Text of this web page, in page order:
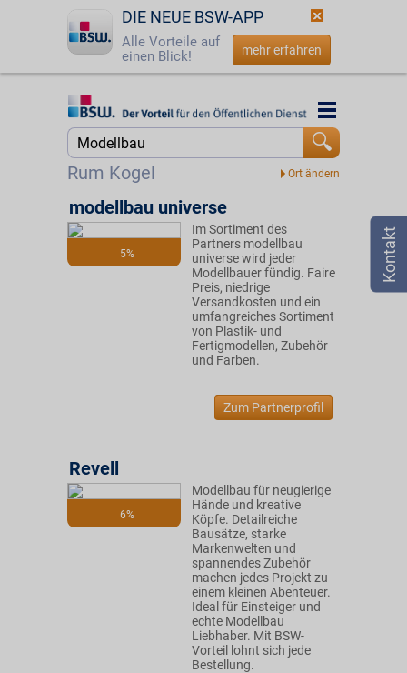
DIE NEUE BSW-APP
Alle Vorteile auf
einen Blick!
mehr erfahren
Startseite
Login
☎ 0800 - 279 25 82
Rum Kogel
Startseite
5%
modellbau universe
Im Sortiment des
Partners modellbau
universe wird jeder
Modellbauer fündig. Faire
Preis, niedrige
Versandkosten und ein
umfangreiches Sortiment
von Plastik- und
Fertigmodellen, Zubehör
und Farben.
Zum Partnerprofil
6%
Revell
Modellbau für neugierige
Hände und kreative
Köpfe. Detailreiche
Bausätze, starke
Markenwelten und
spannendes Zubehör
machen jedes Projekt zu
einem kleinen Abenteuer.
Ideal für Einsteiger und
echte Modellbau
Liebhaber. Mit BSW-
Vorteil lohnt sich jede
Bestellung.